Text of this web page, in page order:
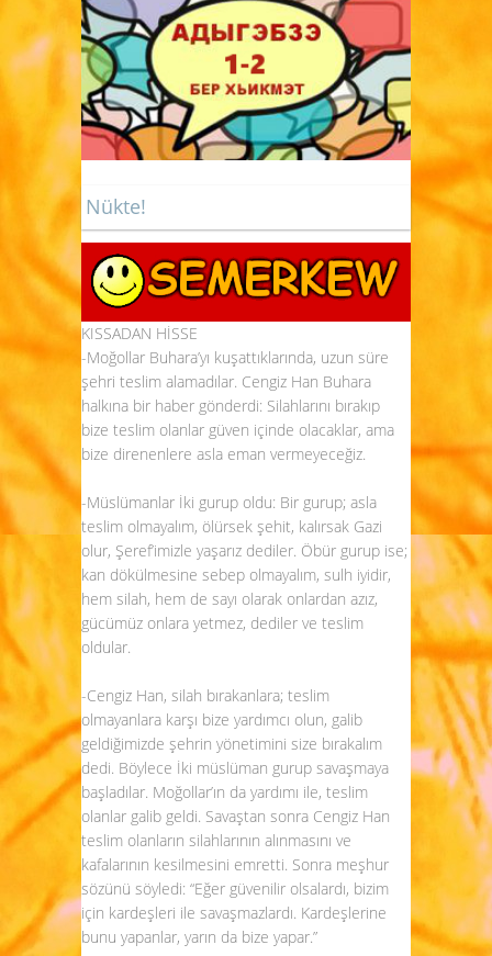
Nükte!
KISSADAN HİSSE
-Moğollar Buhara’yı kuşattıklarında, uzun süre
şehri teslim alamadılar. Cengiz Han Buhara
halkına bir haber gönderdi: Silahlarını bırakıp
bize teslim olanlar güven içinde olacaklar, ama
bize direnenlere asla eman vermeyeceğiz.
-Müslümanlar İki gurup oldu: Bir gurup; asla
teslim olmayalım, ölürsek şehit, kalırsak Gazi
olur, Şeref’imizle yaşarız dediler. Öbür gurup ise;
kan dökülmesine sebep olmayalım, sulh iyidir,
hem silah, hem de sayı olarak onlardan azız,
gücümüz onlara yetmez, dediler ve teslim
oldular.
-Cengiz Han, silah bırakanlara; teslim
olmayanlara karşı bize yardımcı olun, galib
geldiğimizde şehrin yönetimini size bırakalım
dedi. Böylece İki müslüman gurup savaşmaya
başladılar. Moğollar’ın da yardımı ile, teslim
olanlar galib geldi. Savaştan sonra Cengiz Han
teslim olanların silahlarının alınmasını ve
kafalarının kesilmesini emretti. Sonra meşhur
sözünü söyledi: “Eğer güvenilir olsalardı, bizim
için kardeşleri ile savaşmazlardı. Kardeşlerine
bunu yapanlar, yarın da bize yapar.”